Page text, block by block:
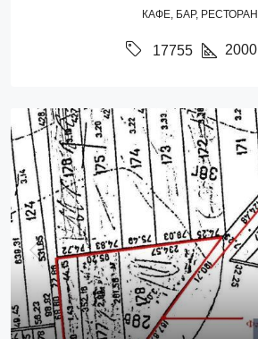
КАФЕ, БАР, РЕСТОРАН
17755 2000